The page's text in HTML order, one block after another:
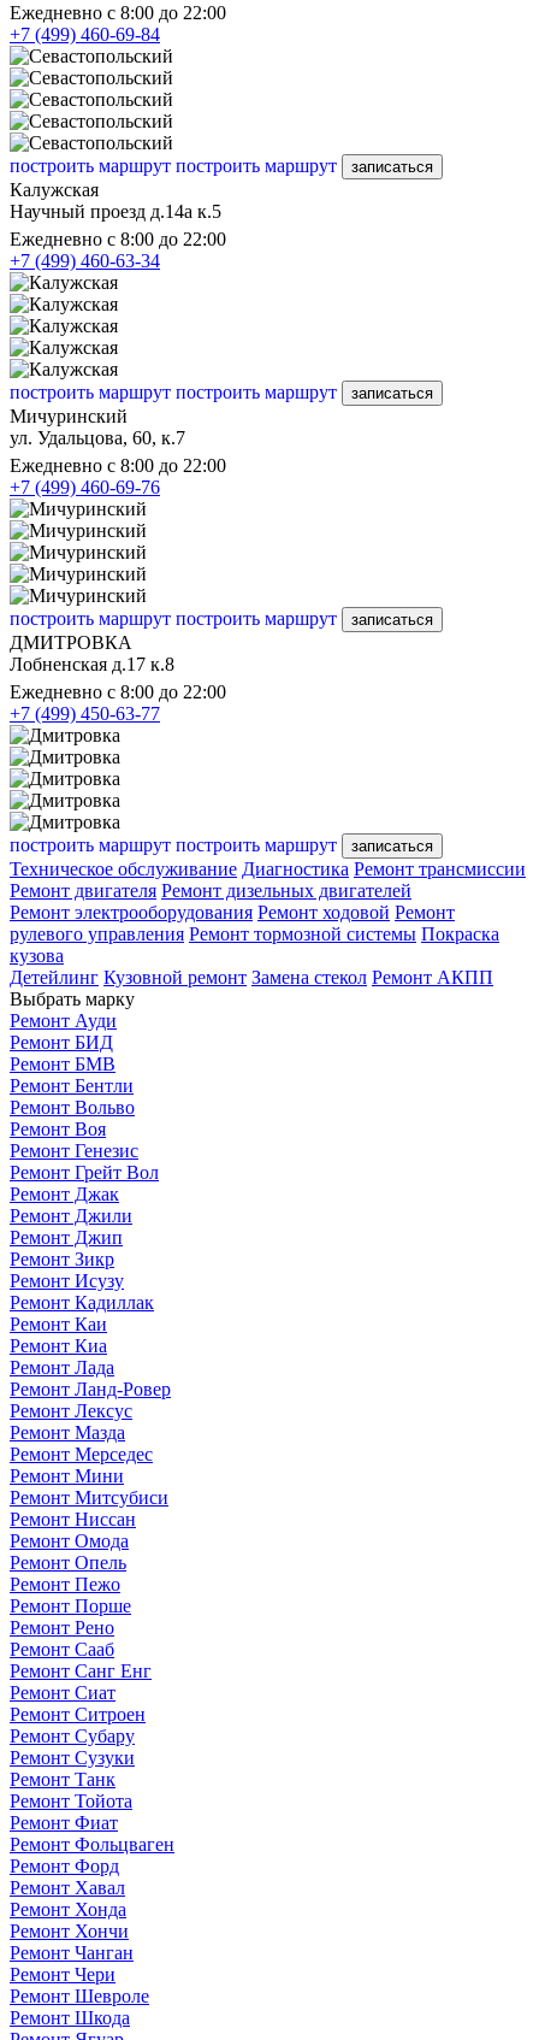
Ежедневно с 8:00 до 22:00
+7 (499) 460-69-84
построить маршрут построить маршрут записаться
Калужская
Научный проезд д.14а к.5
Ежедневно с 8:00 до 22:00
+7 (499) 460-63-34
построить маршрут построить маршрут записаться
Мичуринский
ул. Удальцова, 60, к.7
Ежедневно с 8:00 до 22:00
+7 (499) 460-69-76
построить маршрут построить маршрут записаться
ДМИТРОВКА
Лобненская д.17 к.8
Ежедневно с 8:00 до 22:00
+7 (499) 450-63-77
построить маршрут построить маршрут записаться
Техническое обслуживание Диагностика Ремонт трансмиссии
Ремонт двигателя Ремонт дизельных двигателей
Ремонт электрооборудования Ремонт ходовой Ремонт
рулевого управления Ремонт тормозной системы Покраска
кузова
Детейлинг Кузовной ремонт Замена стекол Ремонт АКПП
Выбрать марку
Ремонт Ауди
Ремонт БИД
Ремонт БМВ
Ремонт Бентли
Ремонт Вольво
Ремонт Воя
Ремонт Генезис
Ремонт Грейт Вол
Ремонт Джак
Ремонт Джили
Ремонт Джип
Ремонт Зикр
Ремонт Исузу
Ремонт Кадиллак
Ремонт Каи
Ремонт Киа
Ремонт Лада
Ремонт Ланд-Ровер
Ремонт Лексус
Ремонт Мазда
Ремонт Мерседес
Ремонт Мини
Ремонт Митсубиси
Ремонт Ниссан
Ремонт Омода
Ремонт Опель
Ремонт Пежо
Ремонт Порше
Ремонт Рено
Ремонт Сааб
Ремонт Санг Енг
Ремонт Сиат
Ремонт Ситроен
Ремонт Субару
Ремонт Сузуки
Ремонт Танк
Ремонт Тойота
Ремонт Фиат
Ремонт Фольцваген
Ремонт Форд
Ремонт Хавал
Ремонт Хонда
Ремонт Хончи
Ремонт Чанган
Ремонт Чери
Ремонт Шевроле
Ремонт Шкода